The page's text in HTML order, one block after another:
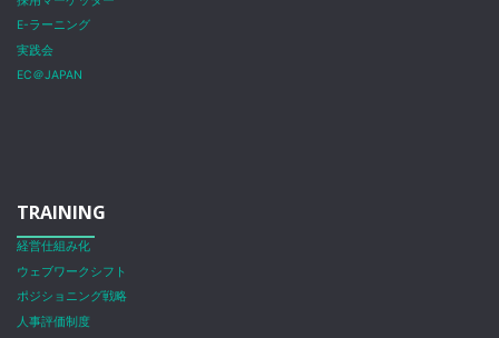
E-ラーニング
実践会
EC＠JAPAN
TRAINING
経営仕組み化
ウェブワークシフト
ポジショニング戦略
人事評価制度